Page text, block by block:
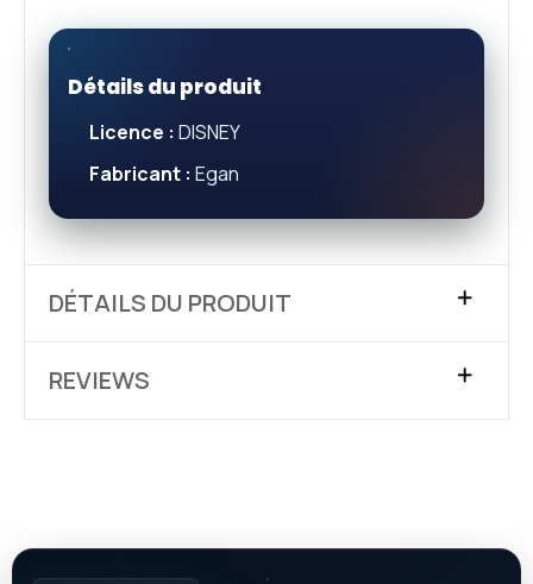
Détails du produit
Licence : DISNEY
Fabricant : Egan
DÉTAILS DU PRODUIT
REVIEWS